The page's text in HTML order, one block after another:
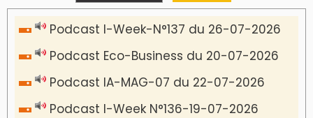
Podcast I-Week-N°137 du 26-07-2026
Podcast Eco-Business du 20-07-2026
Podcast IA-MAG-07 du 22-07-2026
Podcast I-Week N°136-19-07-2026